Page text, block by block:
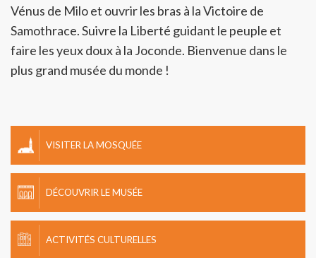
Vénus de Milo et ouvrir les bras à la Victoire de
Samothrace. Suivre la Liberté guidant le peuple et
faire les yeux doux à la Joconde. Bienvenue dans le
plus grand musée du monde !
VISITER LA MOSQUÉE
DÉCOUVRIR LE MUSÉE
ACTIVITÉS CULTURELLES